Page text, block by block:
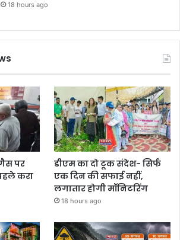
18 hours ago
पर
करा
डीएम का दो टूक संदेश- सिर्फ
एक दिन की सफाई नहीं,
लगातार होगी मॉनिटरिंग
18 hours ago